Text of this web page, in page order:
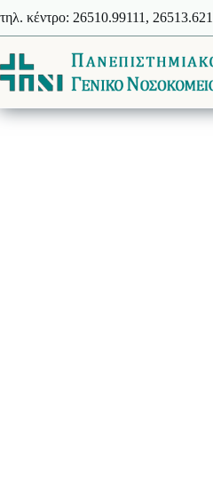
στο
περιεχόμενο
τηλ. κέντρο: 26510.99111,